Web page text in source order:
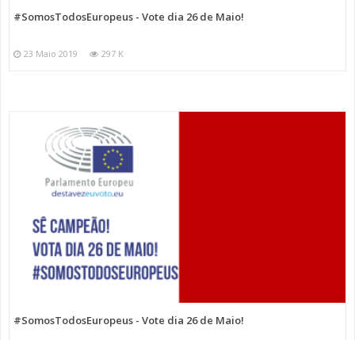
#SomosTodosEuropeus - Vote dia 26 de Maio!
23 Maio 2019 297 K
#SomosTodosEuropeus - Vote dia 26 de Maio!